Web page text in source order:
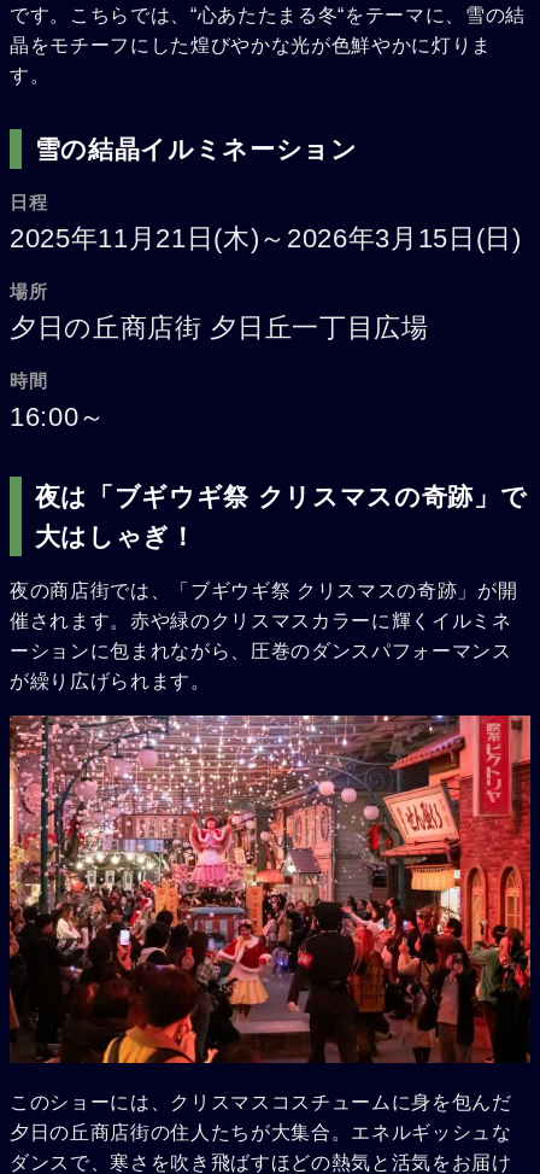
です。こちらでは、“心あたたまる冬“をテーマに、雪の結
晶をモチーフにした煌びやかな光が色鮮やかに灯りま
す。
雪の結晶イルミネーション
日程
2025年11月21日(木)～2026年3月15日(日)
場所
夕日の丘商店街 夕日丘一丁目広場
時間
16:00～
夜は「ブギウギ祭 クリスマスの奇跡」で
大はしゃぎ！
夜の商店街では、「ブギウギ祭 クリスマスの奇跡」が開
催されます。赤や緑のクリスマスカラーに輝くイルミネ
ーションに包まれながら、圧巻のダンスパフォーマンス
が繰り広げられます。
このショーには、クリスマスコスチュームに身を包んだ
夕日の丘商店街の住人たちが大集合。エネルギッシュな
ダンスで、寒さを吹き飛ばすほどの熱気と活気をお届け